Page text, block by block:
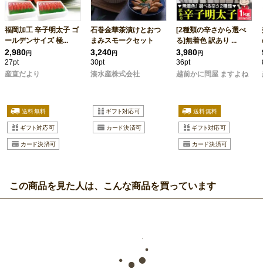
福岡加工 辛子明太子 ゴ
ールデンサイズ 極...
2,980円
27pt
産直だより
石巻金華茶漬けとおつ
まみスモークセット
3,240円
30pt
湊水産株式会社
[2種類の辛さから選べ
る]無着色 訳あり ...
3,980円
36pt
越前かに問屋 ますよね
この商品を見た人は、こんな商品を買っています